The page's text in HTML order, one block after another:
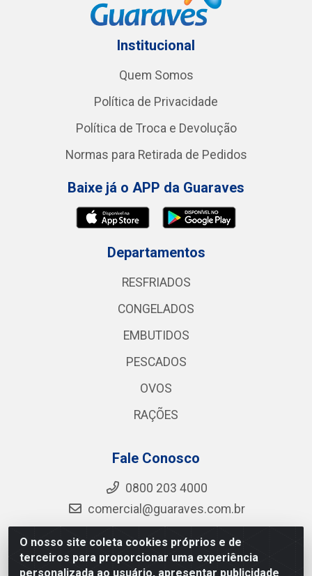
O nosso site coleta cookies próprios e de
terceiros para proporcionar uma experiência
personalizada ao usuário, apresentar publicidade
Institucional
Quem Somos
Política de Privacidade
Política de Troca e Devolução
Normas para Retirada de Pedidos
Baixe já o APP da Guaraves
Departamentos
RESFRIADOS
CONGELADOS
EMBUTIDOS
PESCADOS
OVOS
RAÇÕES
Fale Conosco
0800 203 4000
comercial@guaraves.com.br
Guaraves - PB 075 KM 2, S/N - Zona Rural, Guarabira/PB